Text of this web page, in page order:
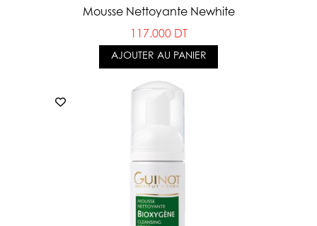
Mousse Nettoyante Newhite
117.000 DT
AJOUTER AU PANIER